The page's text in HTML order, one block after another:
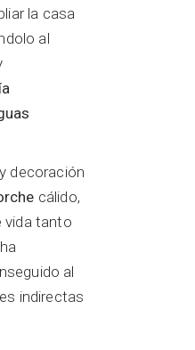
la casa
al
decoración
cálido,
vida tanto
al
indirectas